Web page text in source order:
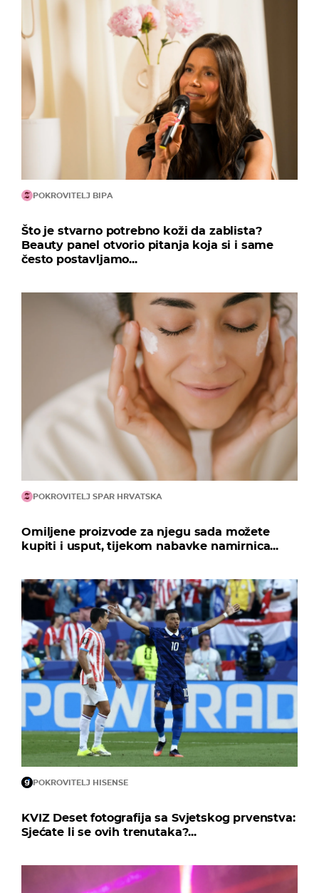
POKROVITELJ BIPA
Što je stvarno potrebno koži da zablista?
Beauty panel otvorio pitanja koja si i same
često postavljamo...
POKROVITELJ SPAR HRVATSKA
Omiljene proizvode za njegu sada možete
kupiti i usput, tijekom nabavke namirnica...
POKROVITELJ HISENSE
KVIZ Deset fotografija sa Svjetskog prvenstva:
Sjećate li se ovih trenutaka?...